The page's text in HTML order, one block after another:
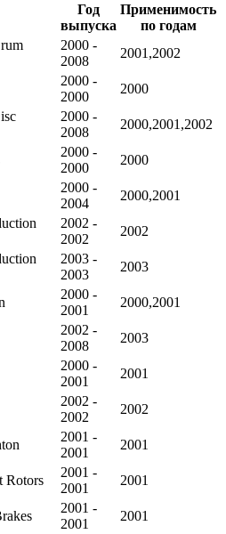
Год
выпуска
Применимость
по годам
2000 -
2008
2001,2002
2000 -
2000
2000
2000 -
2008
2000,2001,2002
2000 -
2000
2000
2000 -
2004
2000,2001
2002 -
2002
2002
2003 -
2003
2003
2000 -
2001
2000,2001
2002 -
2008
2003
2000 -
2001
2001
2002 -
2002
2002
2001 -
2001
2001
Rotors
2001 -
2001
2001
2001 -
2001
2001